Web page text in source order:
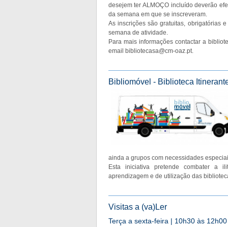
desejem ter ALMOÇO incluído deverão
da semana em que se inscreveram.
As inscrições são gratuitas, obrigatórias
semana de atividade.
Para mais informações contactar a
email bibliotecasa@cm-oaz.pt.
Bibliomóvel - Biblioteca
ainda a grupos com necessidades
Esta iniciativa pretende combater a
aprendizagem e de utilização das
Visitas a (va)Ler
Terça a sexta-feira | 10h30 às